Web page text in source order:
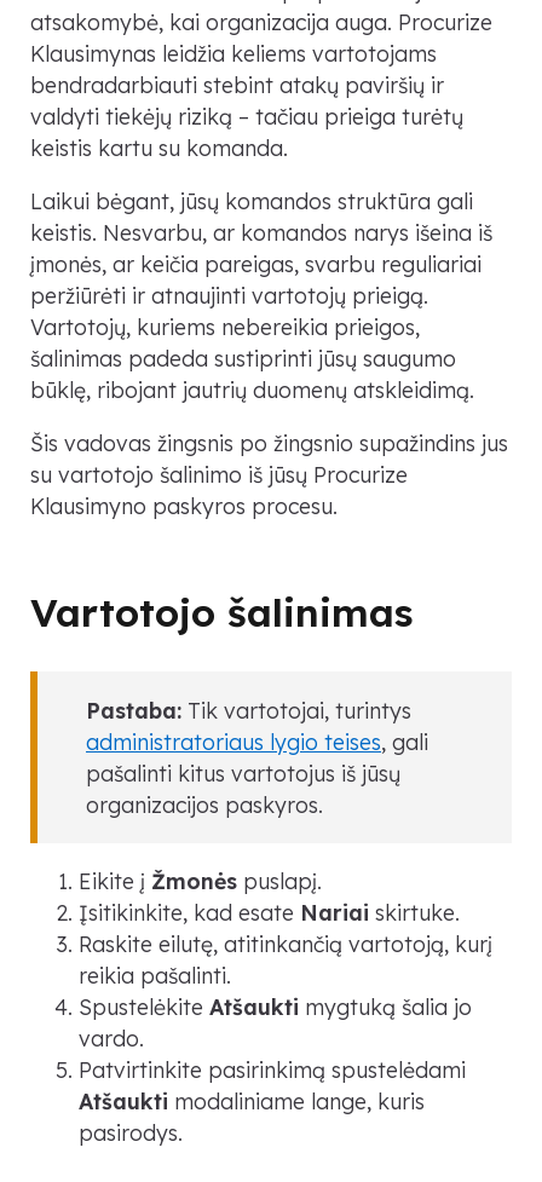
atsakomybė, kai organizacija auga. Procurize
Klausimynas leidžia keliems vartotojams
bendradarbiauti stebint atakų paviršių ir
valdyti tiekėjų riziką – tačiau prieiga turėtų
keistis kartu su komanda.
Laikui bėgant, jūsų komandos struktūra gali
keistis. Nesvarbu, ar komandos narys išeina iš
įmonės, ar keičia pareigas, svarbu reguliariai
peržiūrėti ir atnaujinti vartotojų prieigą.
Vartotojų, kuriems nebereikia prieigos,
šalinimas padeda sustiprinti jūsų saugumo
būklę, ribojant jautrių duomenų atskleidimą.
Šis vadovas žingsnis po žingsnio supažindins jus
su vartotojo šalinimo iš jūsų Procurize
Klausimyno paskyros procesu.
Vartotojo šalinimas
Pastaba: Tik vartotojai, turintys
administratoriaus lygio teises, gali
pašalinti kitus vartotojus iš jūsų
organizacijos paskyros.
Eikite į Žmonės puslapį.
Įsitikinkite, kad esate Nariai skirtuke.
Raskite eilutę, atitinkančią vartotoją, kurį
reikia pašalinti.
Spustelėkite Atšaukti mygtuką šalia jo
vardo.
Patvirtinkite pasirinkimą spustelėdami
Atšaukti modaliniame lange, kuris
pasirodys.